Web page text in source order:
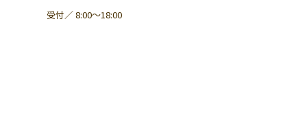
受付／ 8:00～18:00